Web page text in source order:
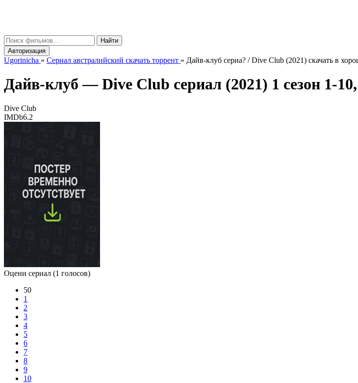
Найти
Авторизация
Ugorinicha » Сериал австралийский скачать торрент » Дайв-клуб сериа? / Dive Club (2021) скачать в
Дайв-клуб —Dive Club сериал (2021) 1 сезон 1-
Dive Club
IMDb6.2
Оцени сериал (1 голосов)
50
1
2
3
4
5
6
7
8
9
10